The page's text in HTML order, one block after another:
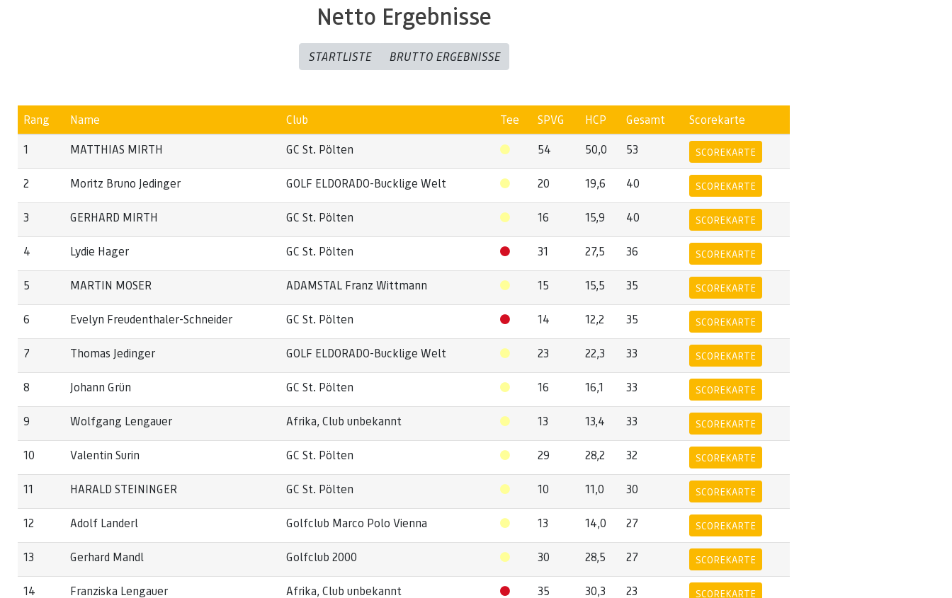
Netto Ergebnisse
STARTLISTE BRUTTO ERGEBNISSE
Rang Name Club Tee SPVG HCP Gesamt
Scorekarte
1
MATTHIAS MIRTH GC St. Pölten 54 50,0 53 SCOREKARTE
2 Moritz Bruno Jedinger GOLF ELDORADO-Bucklige Welt 20 19,6 40 SCOREKARTE
3 GERHARD MIRTH GC St. Pölten 16 15,9 40 SCOREKARTE
4 Lydie Hager GC St. Pölten 31 27,5 36 SCOREKARTE
5 MARTIN MOSER ADAMSTAL Franz Wittmann 15 15,5 35 SCOREKARTE
6 Evelyn Freudenthaler-Schneider GC St. Pölten 14 12,2 35 SCOREKARTE
7 Thomas Jedinger GOLF ELDORADO-Bucklige Welt 23 22,3 33 SCOREKARTE
8 Johann Grün GC St. Pölten 16 16,1 33 SCOREKARTE
9 Wolfgang Lengauer Afrika, Club unbekannt 13 13,4 33 SCOREKARTE
10 Valentin Surin GC St. Pölten 29 28,2 32 SCOREKARTE
11 HARALD STEININGER GC St. Pölten 10 11,0 30 SCOREKARTE
12 Adolf Landerl Golfclub Marco Polo Vienna 13 14,0 27 SCOREKARTE
13 Gerhard Mandl Golfclub 2000 30 28,5 27 SCOREKARTE
14 Franziska Lengauer Afrika, Club unbekannt 35 30,3 23 SCOREKARTE